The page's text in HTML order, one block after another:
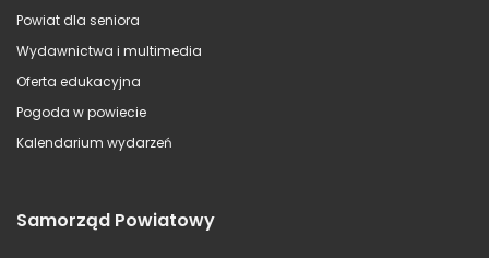
Powiat dla seniora
Wydawnictwa i multimedia
Oferta edukacyjna
Pogoda w powiecie
Kalendarium wydarzeń
Samorząd Powiatowy